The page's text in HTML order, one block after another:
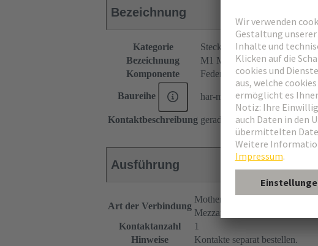
Bezeichnung
Kategorie
Steckverbinder
Bezeichnung
M1 Modul
Komponente
Federleiste
Baureihe har-modular®
Kontaktbeschreibung gerade
Ausführung
Art der Verbindung
Motherboard to daughtercard
Mezzanine
Kontaktanzahl
1
Hinweise
Kontakte separat bestellen.